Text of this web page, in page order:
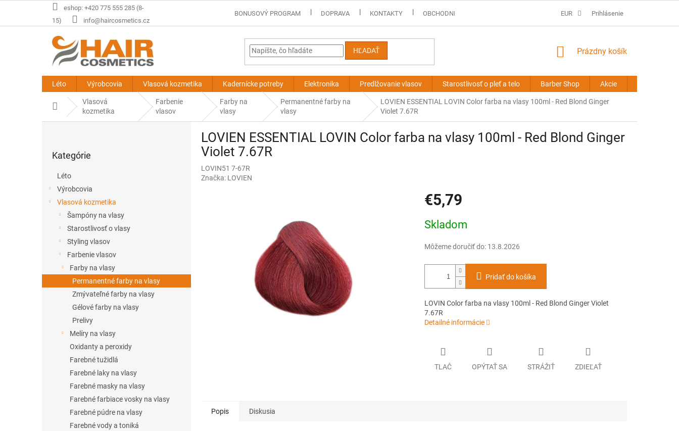
eshop: +420 775 555 285 (8-
15)
info@haircosmetics.cz
BONUSOVÝ PROGRAM DOPRAVA KONTAKTY OBCHODNÉ PODMIENKY PREDLŽOVANIE VLASOV - OBCHODNÉ PODMIENKY
EUR Prihlásenie
HĽADAŤ
NÁKUPNÝ
Prázdny košík
Léto Výrobcovia Vlasová kozmetika Kadernícke potreby Elektronika Predlžovanie vlasov Starostlivosť o pleť a telo Barber Shop Akcie
Domov
Vlasová
kozmetika
Farbenie
vlasov
Farby na
vlasy
Permanentné farby na
vlasy
LOVIEN ESSENTIAL LOVIN Color farba na vlasy 100ml - Red Blond Ginger
Violet 7.67R
kategórie
Kategórie
Léto
Výrobcovia
Vlasová kozmetika
Šampóny na vlasy
Starostlivosť o vlasy
Styling vlasov
Farbenie vlasov
Farby na vlasy
Permanentné farby na vlasy
Zmývateľné farby na vlasy
Gélové farby na vlasy
Prelivy
Melíry na vlasy
Oxidanty a peroxidy
Farebné tužidlá
Farebné laky na vlasy
Farebné masky na vlasy
Farebné farbiace vosky na vlasy
Farebné púdre na vlasy
Farebné vody a toniká
LOVIEN ESSENTIAL LOVIN Color farba na vlasy 100ml - Red Blond Ginger
Violet 7.67R
LOVIN51 7-67R
Značka: LOVIEN
€5,79
cena:
Skladom
Môžeme doručiť do: 13.8.2026
Pridať do košíka
LOVIN Color farba na vlasy 100ml - Red Blond Ginger Violet
7.67R
Detailné informácie
TLAČ OPÝTAŤ SA STRÁŽIŤ ZDIEĽAŤ
Popis Diskusia